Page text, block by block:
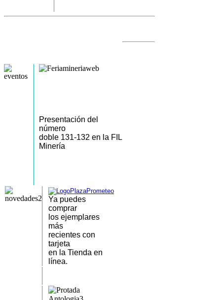
Presentación del
número
doble 131-132 en la FIL
Minería
Ya puedes
comprar
los ejemplares
más
recientes con
tarjeta
en la Tienda en
línea.